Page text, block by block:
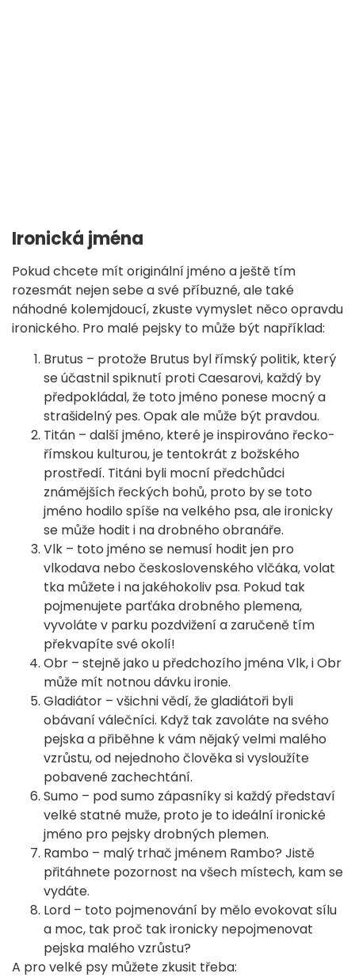
Ironická jména
Pokud chcete mít originální jméno a ještě tím
rozesmát nejen sebe a své příbuzné, ale také
náhodné kolemjdoucí, zkuste vymyslet něco opravdu
ironického. Pro malé pejsky to může být například:
Brutus – protože Brutus byl římský politik, který
se účastnil spiknutí proti Caesarovi, každý by
předpokládal, že toto jméno ponese mocný a
strašidelný pes. Opak ale může být pravdou.
Titán – další jméno, které je inspirováno řecko-
římskou kulturou, je tentokrát z božského
prostředí. Titáni byli mocní předchůdci
známějších řeckých bohů, proto by se toto
jméno hodilo spíše na velkého psa, ale ironicky
se může hodit i na drobného obranáře.
Vlk – toto jméno se nemusí hodit jen pro
vlkodava nebo československého vlčáka, volat
tka můžete i na jakéhokoliv psa. Pokud tak
pojmenujete parťáka drobného plemena,
vyvoláte v parku pozdvižení a zaručeně tím
překvapíte své okolí!
Obr – stejně jako u předchozího jména Vlk, i Obr
může mít notnou dávku ironie.
Gladiátor – všichni vědí, že gladiátoři byli
obávaní válečníci. Když tak zavoláte na svého
pejska a přiběhne k vám nějaký velmi malého
vzrůstu, od nejednoho člověka si vysloužíte
pobavené zachechtání.
Sumo – pod sumo zápasníky si každý představí
velké statné muže, proto je to ideální ironické
jméno pro pejsky drobných plemen.
Rambo – malý trhač jménem Rambo? Jistě
přitáhnete pozornost na všech místech, kam se
vydáte.
Lord – toto pojmenování by mělo evokovat sílu
a moc, tak proč tak ironicky nepojmenovat
pejska malého vzrůstu?
A pro velké psy můžete zkusit třeba: